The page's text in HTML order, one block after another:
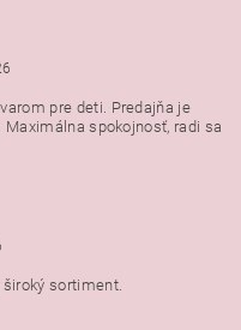
pre deti. Predajňa je
spokojnosť, radi sa
sortiment.